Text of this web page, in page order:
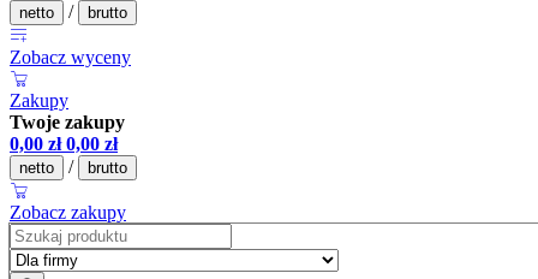
netto / brutto
Zobacz wyceny
Zakupy
Twoje zakupy
0,00 zł 0,00 zł
netto / brutto
Zobacz zakupy